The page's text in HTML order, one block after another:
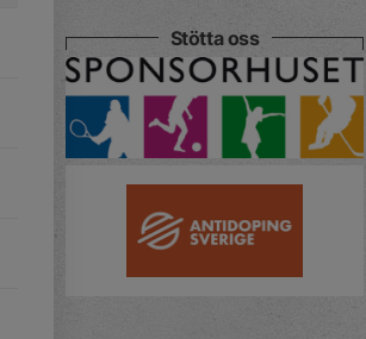
Stötta oss